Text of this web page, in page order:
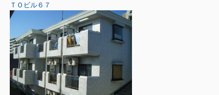
ＴＯビル６７